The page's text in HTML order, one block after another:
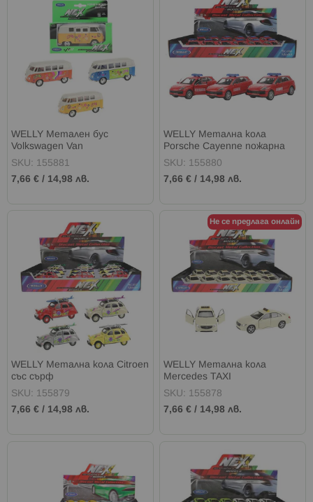
WELLY Метален бус
Volkswagen Van
SKU: 155881
7,66 € / 14,98 лв.
WELLY Метална кола
Porsche Cayenne пожарна
SKU: 155880
7,66 € / 14,98 лв.
WELLY Метална кола Citroen
със сърф
SKU: 155879
7,66 € / 14,98 лв.
Не се предлага онлайн
WELLY Метална кола
Mercedes TAXI
SKU: 155878
7,66 € / 14,98 лв.